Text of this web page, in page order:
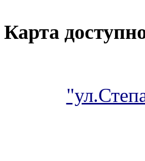
Карта